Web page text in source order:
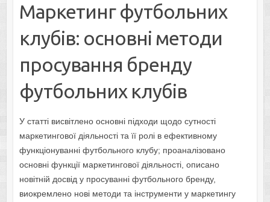
Маркетинг футбольних
клубів: основні методи
просування бренду
футбольних клубів
У статті висвітлено основні підходи щодо сутності
маркетингової діяльності та її ролі в ефективному
функціонуванні футбольного клубу; проаналізовано
основні функції маркетингової діяльності, описано
новітній досвід у просуванні футбольного бренду,
виокремлено нові методи та інструменти у маркетингу